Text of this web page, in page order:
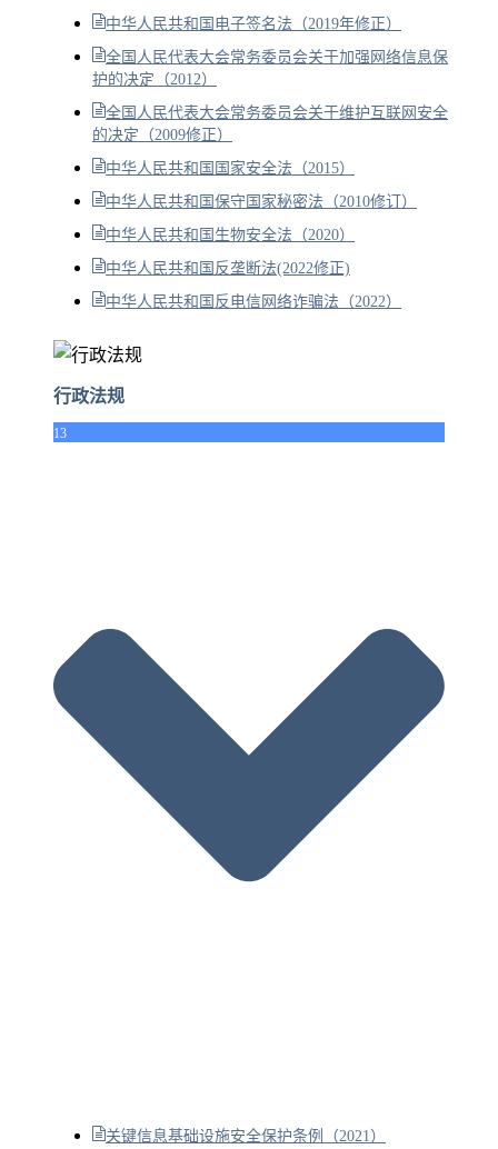
中华人民共和国电子签名法（2019年修正）
全国人民代表大会常务委员会关于加强网络信息保
护的决定（2012）
全国人民代表大会常务委员会关于维护互联网安全
的决定（2009修正）
中华人民共和国国家安全法（2015）
中华人民共和国保守国家秘密法（2010修订）
中华人民共和国生物安全法（2020）
中华人民共和国反垄断法(2022修正)
中华人民共和国反电信网络诈骗法（2022）
行政法规
13
关键信息基础设施安全保护条例（2021）